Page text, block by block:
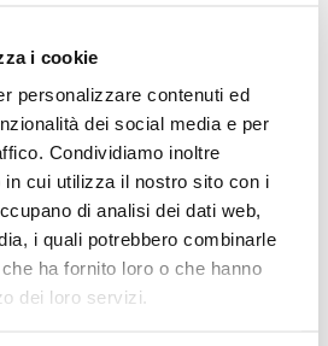
i cookie
personalizzare contenuti ed
dei social media e per
Condividiamo inoltre
in cui utilizza il nostro sito con i
di analisi dei dati web,
i quali potrebbero combinarle
ha fornito loro o che hanno
dei loro servizi.